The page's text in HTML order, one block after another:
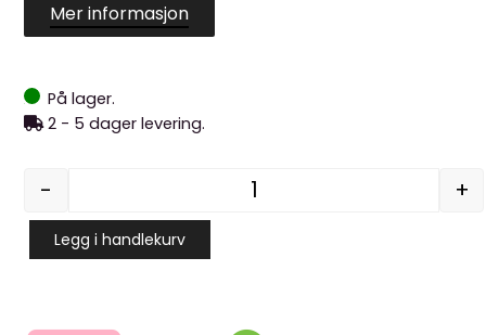
Mer informasjon
På lager.
2 - 5 dager levering.
H14 HEPA-filter
- +
Legg i handlekurv